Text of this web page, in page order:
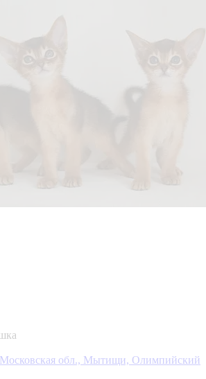
Московская обл., Мытищи, Олимпийский